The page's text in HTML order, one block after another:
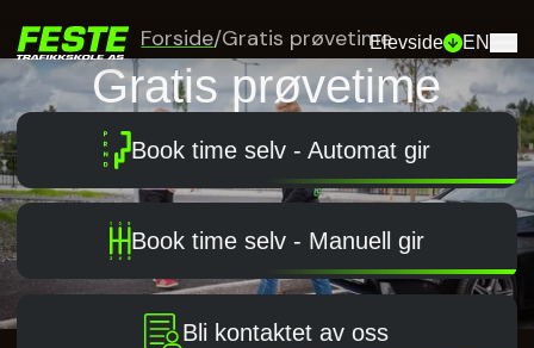
Elevside EN
Forside/Gratis prøvetime
Gratis prøvetime
Book time selv - Automat gir
Book time selv - Manuell gir
Bli kontaktet av oss